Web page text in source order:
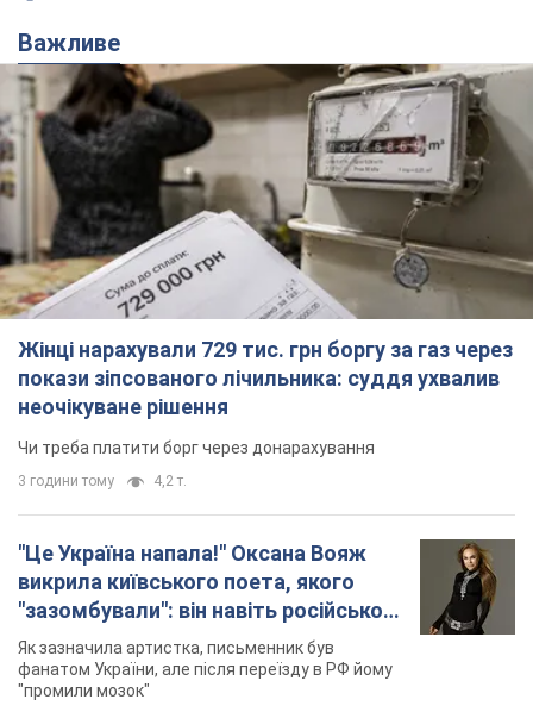
Жінці нарахували 729 тис. грн боргу за газ через
покази зіпсованого лічильника: суддя ухвалив
неочікуване рішення
Чи треба платити борг через донарахування
3 години тому 4,2 т.
"Це Україна напала!" Оксана Вояж
викрила київського поета, якого
"зазомбували": він навіть російської
не знав, а тепер хоче геноциду
Як зазначила артистка, письменник був
"промили мозок"
2 години тому 2,0 т.
"Був знесилений": в Україні врятували
пораненого грифа, який обрав для
себе нетиповий маршрут. Фото
Травмованого птаха виявили на межі Київщині
та Черкащини